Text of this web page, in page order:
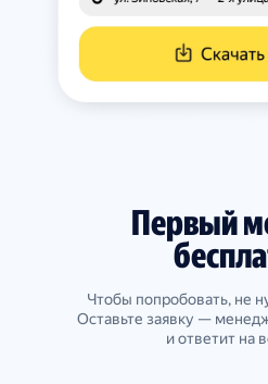
Первый
Чтобы попробовать, не
Оставьте заявку —
и ответит на